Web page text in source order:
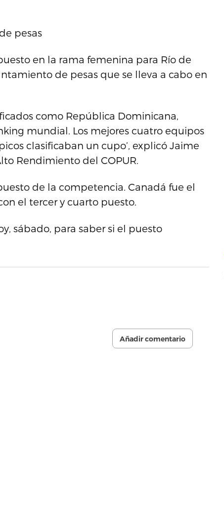
pesas
en la rama femenina para Río de
de pesas que se lleva a cabo en
como República Dominicana,
mundial. Los mejores cuatro equipos
clasificaban un cupo’, explicó Jaime
Rendimiento del COPUR.
de la competencia. Canadá fue el
el tercer y cuarto puesto.
sábado, para saber si el puesto
Añadir comentario